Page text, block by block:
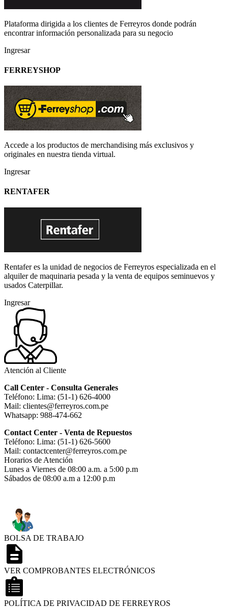
Plataforma dirigida a los clientes de Ferreyros donde podrán
encontrar información personalizada para su negocio
Ingresar
FERREYSHOP
Accede a los productos de merchandising más exclusivos y
originales en nuestra tienda virtual.
Ingresar
RENTAFER
Rentafer es la unidad de negocios de Ferreyros especializada en el
alquiler de maquinaria pesada y la venta de equipos seminuevos y
usados Caterpillar.
Ingresar
Atención al Cliente
Call Center - Consulta Generales
Teléfono: Lima: (51-1) 626-4000
Mail: clientes@ferreyros.com.pe
Whatsapp: 988-474-662
Contact Center - Venta de Repuestos
Teléfono: Lima: (51-1) 626-5600
Mail: contactcenter@ferreyros.com.pe
Horarios de Atención
Lunes a Viernes de 08:00 a.m. a 5:00 p.m
Sábados de 08:00 a.m a 12:00 p.m
BOLSA DE TRABAJO
VER COMPROBANTES ELECTRÓNICOS
POLÍTICA DE PRIVACIDAD DE FERREYROS